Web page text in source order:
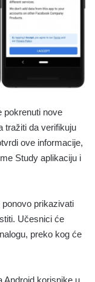
pokrenuti nove
tražiti da verifikuju
ove informacije,
Study aplikaciju i
prikazivati
Učesnici će
preko kog će
Android korisnike u